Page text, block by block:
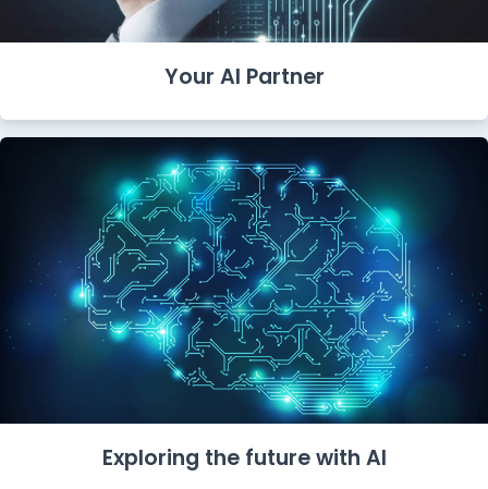
Your AI Partner
Exploring the future with AI